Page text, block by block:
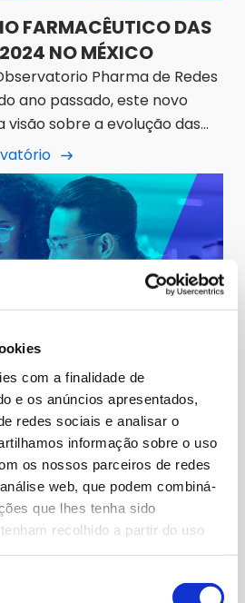
com a finalidade de
e os anúncios apresentados,
redes sociais e analisar o
informação sobre o uso
os nossos parceiros de redes
web, que podem combiná-
que lhes tenha sido
recolhido a partir do uso
FARMACÊUTICO DAS
NO MÉXICO
Pharma de Redes
ano passado, este novo
sobre a evolução das
PHARMA DE SEO 2024
de SEO das principais
do México? Este estudo,
os interessados em